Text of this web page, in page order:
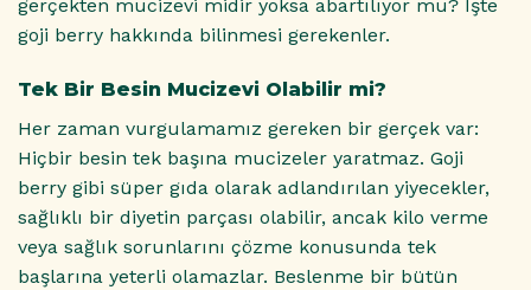
gerçekten mucizevi midir yoksa abartılıyor mu? İşte
goji berry hakkında bilinmesi gerekenler.
Tek Bir Besin Mucizevi Olabilir mi?
Her zaman vurgulamamız gereken bir gerçek var:
Hiçbir besin tek başına mucizeler yaratmaz. Goji
berry gibi süper gıda olarak adlandırılan yiyecekler,
sağlıklı bir diyetin parçası olabilir, ancak kilo verme
veya sağlık sorunlarını çözme konusunda tek
başlarına yeterli olamazlar. Beslenme bir bütün